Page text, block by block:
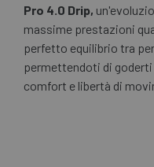
Pro 4.0 Drip,
massime prestazioni
perfetto equilibrio tra
permettendoti di goderti
comfort e libertà di